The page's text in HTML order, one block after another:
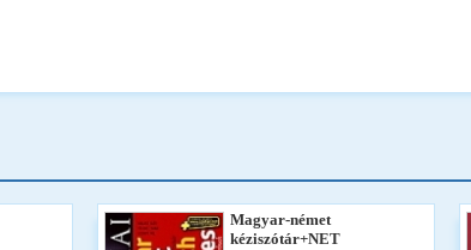
Magyar-német
kéziszótár+NET